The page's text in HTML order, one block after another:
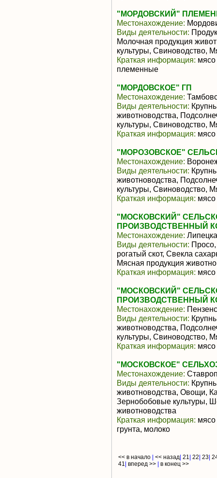
"МОРДОВСКИЙ"
Местонахождение:
Виды деятельности:
Молочная продукция
культуры, Свиноводство,
Краткая информация: мясо
племенные
"МОРДОВСКОЕ" ГП
Местонахождение:
Виды деятельности:
животноводства,
культуры, Свиноводство,
Краткая информация: мясо
"МОРОЗОВСКОЕ"
Местонахождение:
Виды деятельности:
животноводства,
культуры, Свиноводство,
Краткая информация: мясо
"МОСКОВСКИЙ"
ПРОИЗВОДСТВЕННЫЙ
Местонахождение:
Виды деятельности:
рогатый скот, Свекла
Мясная продукция
Краткая информация: мясо
"МОСКОВСКИЙ"
ПРОИЗВОДСТВЕННЫЙ
Местонахождение:
Виды деятельности:
животноводства,
культуры, Свиноводство,
Краткая информация: мясо
"МОСКОВСКОЕ"
Местонахождение:
Виды деятельности:
животноводства, Овощи,
Зернобобовые культуры,
животноводства
Краткая информация: мясо
грунта, молоко
<< в начало << назад 21 22 23
41 вперед >> в конец >>